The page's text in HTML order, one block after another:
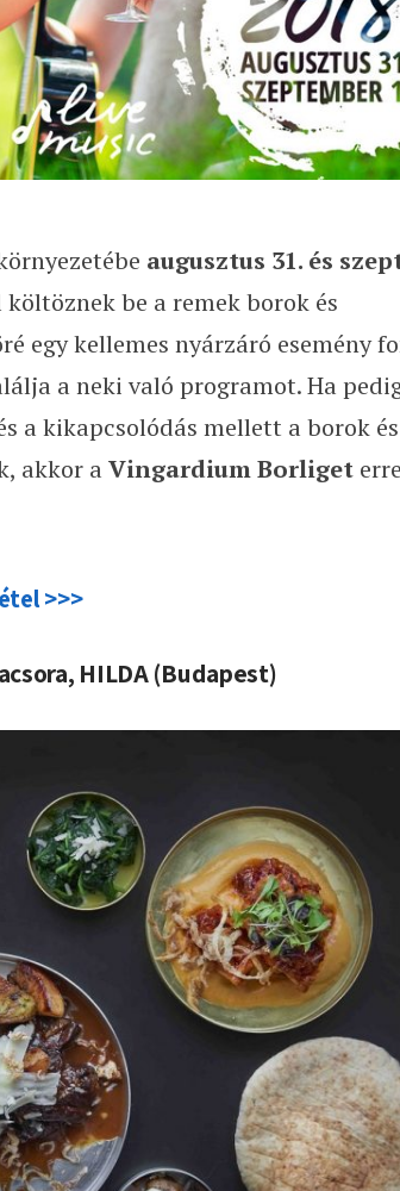
augusztus 31. és
be a remek borok és
egy kellemes nyárzáró esemény
a neki való programot. Ha
a kikapcsolódás mellett a borok
akkor a Vingardium Borliget
>>>
HILDA (Budapest)